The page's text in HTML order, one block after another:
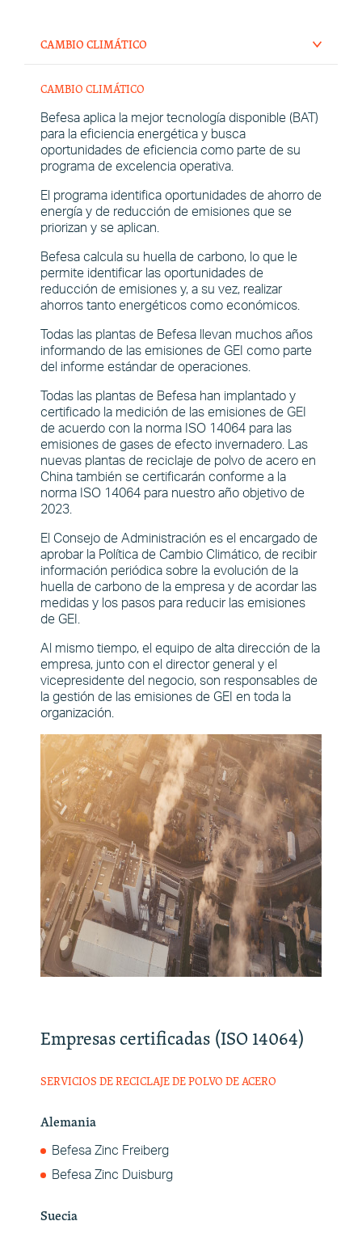
CAMBIO CLIMÁTICO
CAMBIO CLIMÁTICO
Befesa aplica la mejor tecnología disponible (BAT)
para la eficiencia energética y busca
oportunidades de eficiencia como parte de su
programa de excelencia operativa.
El programa identifica oportunidades de ahorro de
energía y de reducción de emisiones que se
priorizan y se aplican.
Befesa calcula su huella de carbono, lo que le
permite identificar las oportunidades de
reducción de emisiones y, a su vez, realizar
ahorros tanto energéticos como económicos.
Todas las plantas de Befesa llevan muchos años
informando de las emisiones de GEI como parte
del informe estándar de operaciones.
Todas las plantas de Befesa han implantado y
certificado la medición de las emisiones de GEI
de acuerdo con la norma ISO 14064 para las
emisiones de gases de efecto invernadero. Las
nuevas plantas de reciclaje de polvo de acero en
China también se certificarán conforme a la
norma ISO 14064 para nuestro año objetivo de
2023.
El Consejo de Administración es el encargado de
aprobar la Política de Cambio Climático, de recibir
información periódica sobre la evolución de la
huella de carbono de la empresa y de acordar las
medidas y los pasos para reducir las emisiones
de GEI.
Al mismo tiempo, el equipo de alta dirección de la
empresa, junto con el director general y el
vicepresidente del negocio, son responsables de
la gestión de las emisiones de GEI en toda la
organización.
Empresas certificadas (ISO 14064)
SERVICIOS DE RECICLAJE DE POLVO DE ACERO
Alemania
Befesa Zinc Freiberg
Befesa Zinc Duisburg
Suecia